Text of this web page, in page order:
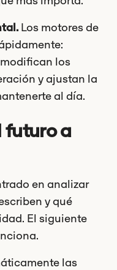
Los motores de
los
y ajustan la
al día.
futuro a
en analizar
y qué
El siguiente
las